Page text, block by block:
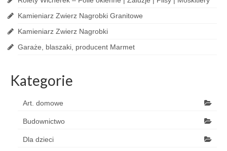
Kamieniarz Zwierz Nagrobki Granitowe
Kamieniarz Zwierz Nagrobki
Garaże, blaszaki, producent Marmet
Kategorie
Art. domowe
Budownictwo
Dla dzieci